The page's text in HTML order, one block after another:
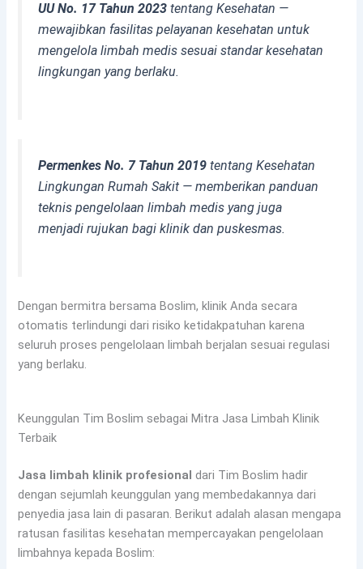
UU No. 17 Tahun 2023 tentang Kesehatan —
mewajibkan fasilitas pelayanan kesehatan untuk
mengelola limbah medis sesuai standar kesehatan
lingkungan yang berlaku.
Permenkes No. 7 Tahun 2019 tentang Kesehatan
Lingkungan Rumah Sakit — memberikan panduan
teknis pengelolaan limbah medis yang juga
menjadi rujukan bagi klinik dan puskesmas.
Dengan bermitra bersama Boslim, klinik Anda secara
otomatis terlindungi dari risiko ketidakpatuhan karena
seluruh proses pengelolaan limbah berjalan sesuai regulasi
yang berlaku.
Keunggulan Tim Boslim sebagai Mitra Jasa Limbah Klinik
Terbaik
Jasa limbah klinik profesional dari Tim Boslim hadir
dengan sejumlah keunggulan yang membedakannya dari
penyedia jasa lain di pasaran. Berikut adalah alasan mengapa
ratusan fasilitas kesehatan mempercayakan pengelolaan
limbahnya kepada Boslim: